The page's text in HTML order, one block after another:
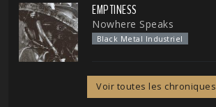
EMPTINESS
Nowhere Speaks
Black Metal Industriel
Voir toutes les chroniques